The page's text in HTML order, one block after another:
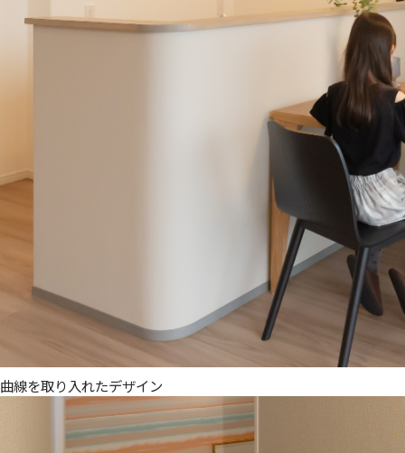
曲線を取り入れたデザイン